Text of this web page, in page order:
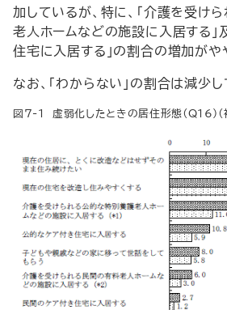
加しているが、特に、「介護を受け
老人ホームなどの施設に入居する」
住宅に入居する」の割合の増加がや
なお、「わからない」の割合は減少し
図7-1 虚弱化したときの居住形態（Q16）（